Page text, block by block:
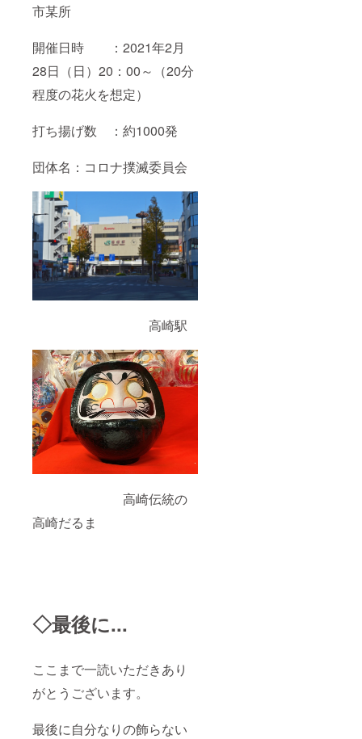
市某所
開催日時 ：2021年2月
28日（日）20：00～（20分
程度の花火を想定）
打ち揚げ数 ：約1000発
団体名：コロナ撲滅委員会
高崎駅
高崎伝統の
高崎だるま
◇最後に...
ここまで一読いただきあり
がとうございます。
最後に自分なりの飾らない